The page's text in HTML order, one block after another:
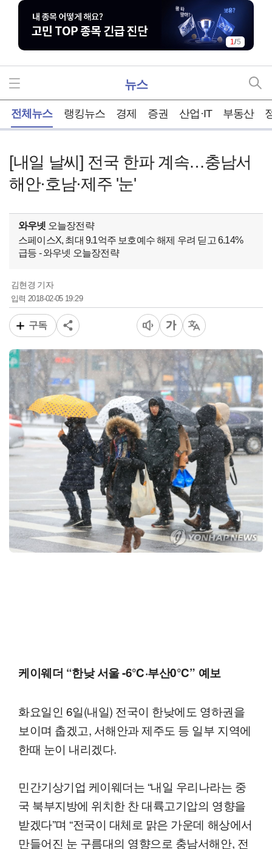
1/5
뉴스
전체뉴스 랭킹뉴스 경제 증권 산업·IT 부동산
[내일 날씨] 전국 한파 계속…충남서
해안·호남·제주 '눈'
와우넷 오늘장전략
스페이스X, 최대 9.1억주 보호예수 해제 우려 딛고 6.14%
급등 - 와우넷 오늘장전략
김현경 기자
입력2018-02-05 19:29
구독
케이웨더 “한낮 서울 -6℃·부산0℃” 예보
화요일인 6일(내일) 전국이 한낮에도 영하권을
보이며 춥겠고, 서해안과 제주도 등 일부 지역에
한때 눈이 내리겠다.
민간기상기업 케이웨더는 “내일 우리나라는 중
국 북부지방에 위치한 찬 대륙고기압의 영향을
받겠다”며 “전국이 대체로 맑은 가운데 해상에서
만들어진 눈 구름대의 영향으로 충남서해안, 전